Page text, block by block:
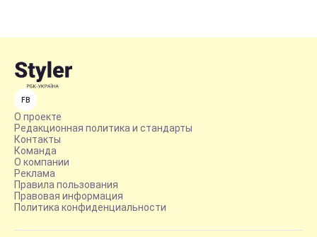
FB
О проекте
Редакционная политика и стандарты
Контакты
Команда
О компании
Реклама
Правила пользования
Правовая информация
Политика конфиденциальности